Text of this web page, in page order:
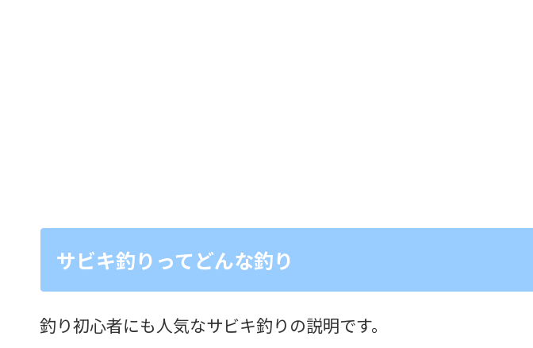
サビキ釣りってどんな釣り
釣り初心者にも人気なサビキ釣りの説明です。